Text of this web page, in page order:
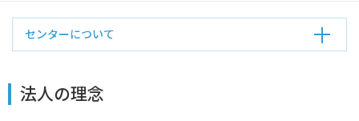
センターについて
法人の理念